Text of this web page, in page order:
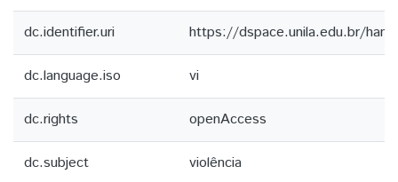
dc.identifier.uri https://dspace.unila.edu.br/
dc.language.iso vi
dc.rights openAccess
dc.subject violência